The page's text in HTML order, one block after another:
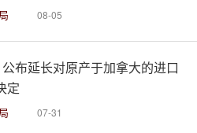
08-05
布延长对原产于加拿大的进口
定
07-31